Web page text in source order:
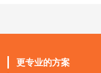
更专业的方案